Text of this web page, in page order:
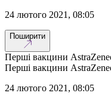
24 лютого 2021, 08:05
Поширити
Перші вакцини
Перші вакцини
24 лютого 2021, 08:05